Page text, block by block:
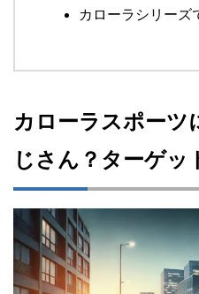
カローラシリーズ
カローラスポーツ
じさん？ターゲッ